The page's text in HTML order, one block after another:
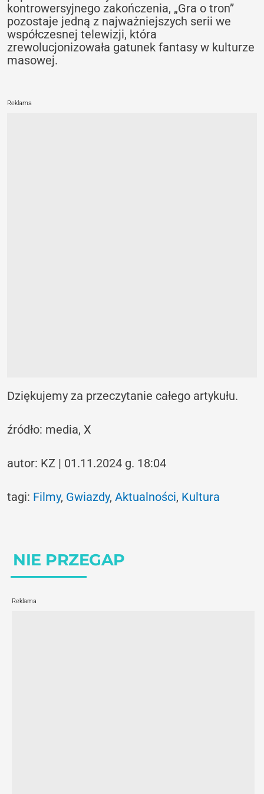
kontrowersyjnego zakończenia, „Gra o tron”
pozostaje jedną z najważniejszych serii we
współczesnej telewizji, która
zrewolucjonizowała gatunek fantasy w kulturze
masowej.
Reklama
Dziękujemy za przeczytanie całego artykułu.
źródło: media,X
autor: KZ | 01.11.2024 g. 18:04
tagi: Filmy, Gwiazdy,Aktualności, Kultura
NIE PRZEGAP
Reklama